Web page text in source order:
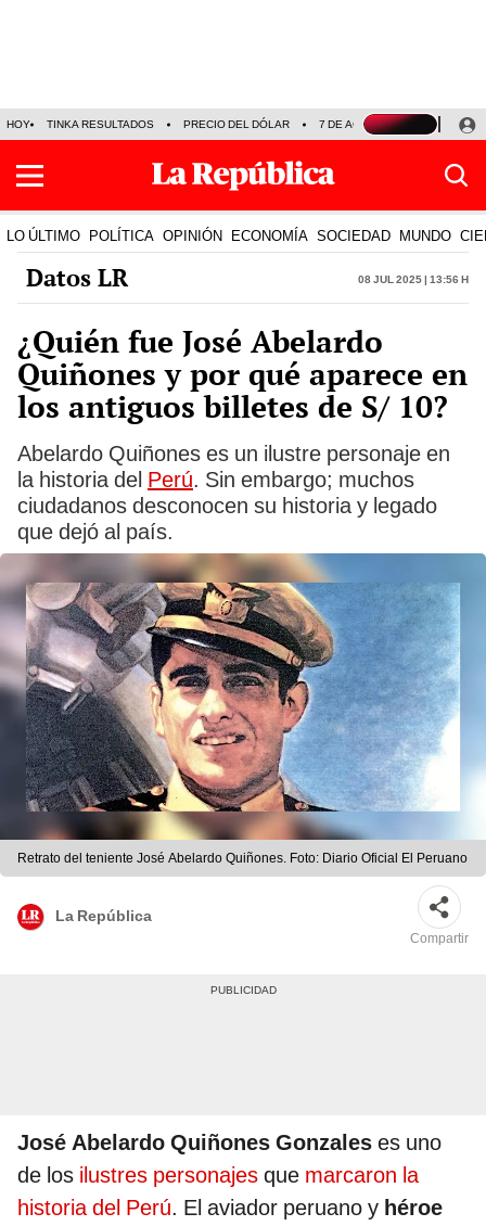
HOY TINKA RESULTADOS PRECIO DEL DÓLAR 7 DE AGOSTO OLLANTA
LO ÚLTIMO POLÍTICA OPINIÓN ECONOMÍA SOCIEDAD MUNDO
Datos LR 08 Jul 2025 | 13:56 h
¿Quién fue José Abelardo
Quiñones y por qué aparece en
los antiguos billetes de S/ 10?
Abelardo Quiñones es un ilustre personaje en
la historia del Perú. Sin embargo; muchos
ciudadanos desconocen su historia y legado
que dejó al país.
Retrato del teniente José Abelardo Quiñones. Foto: Diario Oficial El Peruano
La República
Compartir
José Abelardo Quiñones Gonzales es uno
de los ilustres personajes que marcaron la
historia del Perú. El aviador peruano y héroe